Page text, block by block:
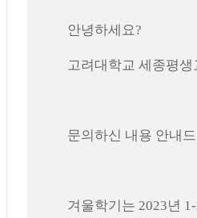
안녕하세요?
고려대학교 세종평
문의하신 내용 안내
겨울학기는 2023년